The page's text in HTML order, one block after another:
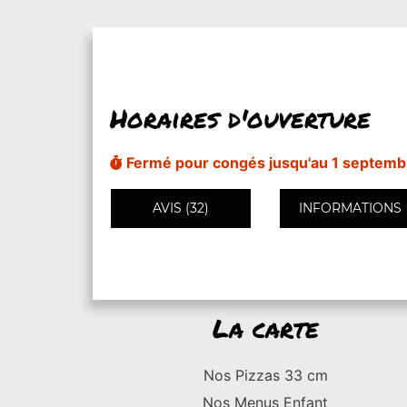
Horaires d'ouverture
Fermé pour congés jusqu'au 1
AVIS (32) INFORMATIONS
La carte
Nos Pizzas 33 cm
Nos Menus Enfant